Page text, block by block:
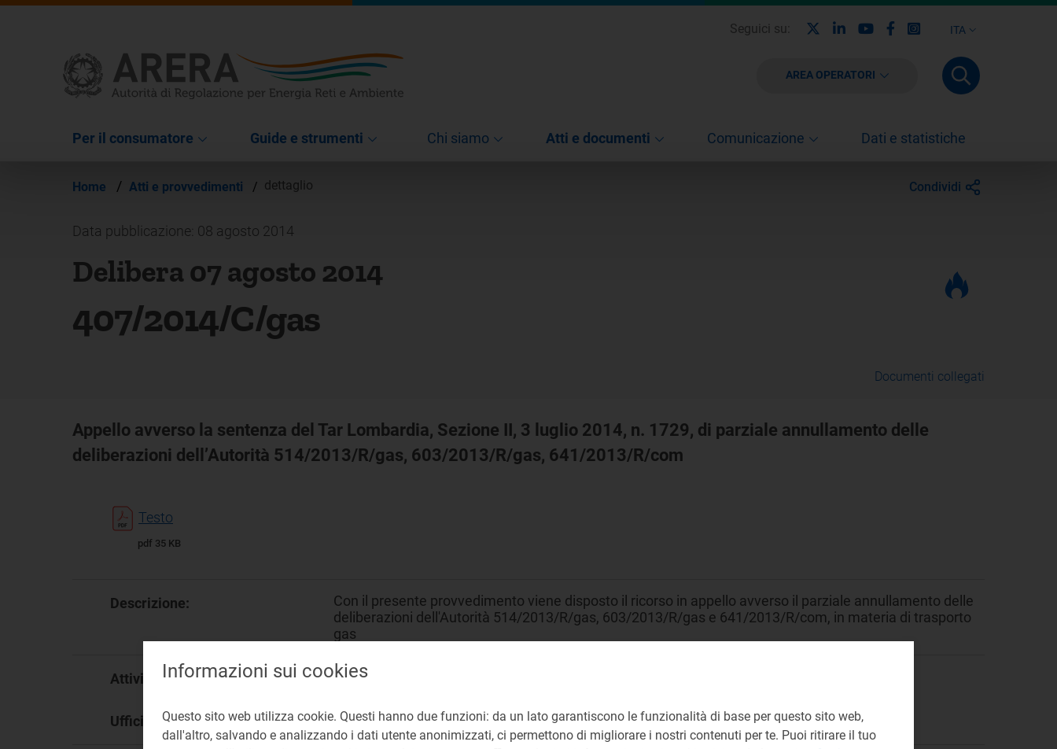
ITA
Seguici su: LinkedinYoutubeFacebook
Instagram
AREA OPERATORI
Per il consumatore Guide e strumenti Chi siamo Atti e documenti Comunicazione Dati e statistiche
Home / Atti e provvedimenti / dettaglio Condividi
Data pubblicazione: 08 agosto 2014
Delibera 07 agosto 2014
407/2014/C/gas
Documenti collegati
Appello avverso la sentenza del Tar Lombardia, Sezione II, 3 luglio 2014, n. 1729, di parziale annullamento delle
deliberazioni dell’Autorità 514/2013/R/gas, 603/2013/R/gas, 641/2013/R/com
Testo
pdf 35 KB
Descrizione:
Con il presente provvedimento viene disposto il ricorso in appello avverso il parziale annullamento delle
deliberazioni dell'Autorità 514/2013/R/gas, 603/2013/R/gas e 641/2013/R/com, in materia di trasporto
gas
Attività: Trasporto
Ufficio responsabile: GAB Dipartimento per il Coordinamento, gli Affari Giuridici e le Relazioni Istituzionali
Informazioni sui cookies
Questo sito web utilizza cookie. Questi hanno due funzioni: da un lato garantiscono le funzionalità di base per questo sito web,
dall'altro, salvando e analizzando i dati utente anonimizzati, ci permettono di migliorare i nostri contenuti per te. Puoi ritirare il tuo